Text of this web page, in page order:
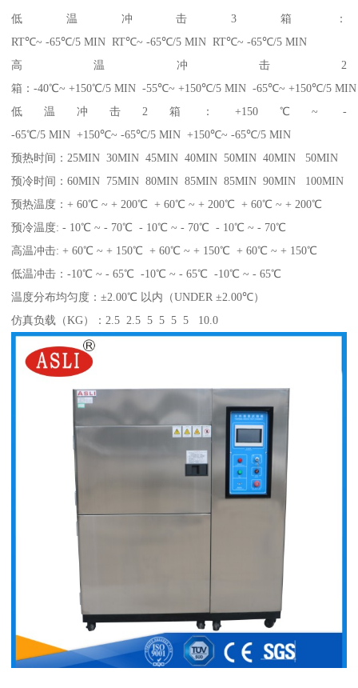
低温冲击3箱：
RT℃~ -65℃/5 MIN RT℃~ -65℃/5 MIN RT℃~ -65℃/5 MIN
高温冲击2
箱：-40℃~ +150℃/5 MIN -55℃~ +150℃/5 MIN -65℃~ +150℃/5 MIN
低温冲击2箱：+150℃~ -
-65℃/5 MIN +150℃~ -65℃/5 MIN +150℃~ -65℃/5 MIN
预热时间：25MIN 30MIN 45MIN 40MIN 50MIN 40MIN 50MIN
预冷时间：60MIN 75MIN 80MIN 85MIN 85MIN 90MIN 100MIN
预热温度：+ 60℃ ~ + 200℃ + 60℃ ~ + 200℃ + 60℃ ~ + 200℃
预冷温度: - 10℃ ~ - 70℃ - 10℃ ~ - 70℃ - 10℃ ~ - 70℃
高温冲击: + 60℃ ~ + 150℃ + 60℃ ~ + 150℃ + 60℃ ~ + 150℃
低温冲击：-10℃ ~ - 65℃ -10℃ ~ - 65℃ -10℃ ~ - 65℃
温度分布均匀度：±2.00℃ 以内（UNDER ±2.00℃）
仿真负载（KG）：2.5 2.5 5 5 5 5 10.0